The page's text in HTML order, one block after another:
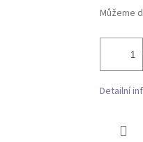
Můžeme
Detailní